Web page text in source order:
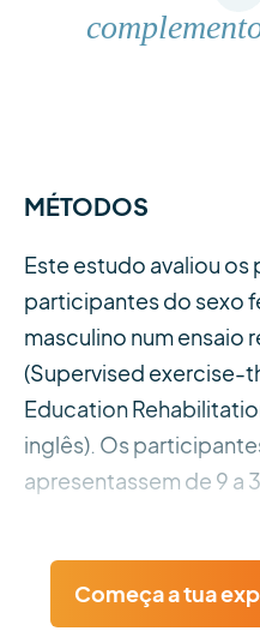
MÉTODOS
Este estudo avaliou os
participantes do sexo
masculino num ensaio
(Supervised exercise-
Education
inglês). Os
apresentassem de 9 a
Começa a tua